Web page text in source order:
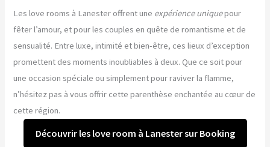
Les love rooms à Lanester offrent une expérience uniquepour
fêter l’amour, et pour les couples en quête de romantisme et de
sensualité. Entre luxe, intimité et bien-être, ces lieux d’exception
promettent des moments inoubliables à deux. Que ce soit pour
une occasion spéciale ou simplement pour raviver la flamme,
n’hésitez pas à vous offrir cette parenthèse enchantée au cœur de
cette région.
Découvrir les love room à Lanester sur Booking